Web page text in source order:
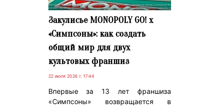
Закулисье MONOPOLY GO! x
«Симпсоны»: как создать
общий мир для двух
культовых франшиз
22 июля 2026 г. 17:44
Впервые за 13 лет франшиза
«Симпсоны» возвращается в